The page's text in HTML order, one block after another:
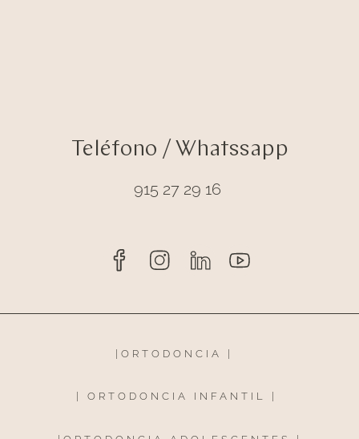
Teléfono / Whatssapp
915 27 29 16
ORTODONCIA
ORTODONCIA INFANTIL